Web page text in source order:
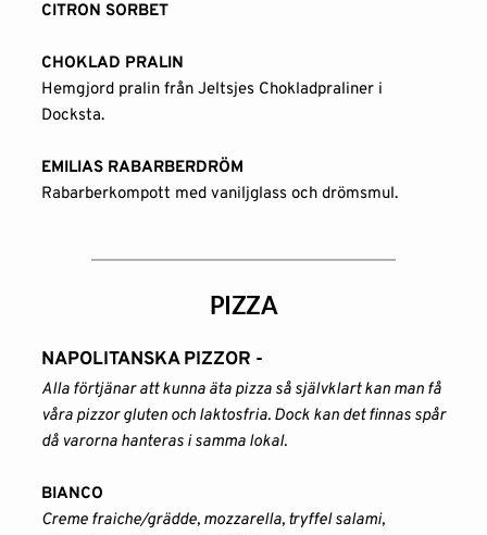
CITRON SORBET
CHOKLAD PRALIN
Hemgjord pralin från Jeltsjes Chokladpraliner i
Docksta.
EMILIAS RABARBERDRÖM
Rabarberkompott med vaniljglass och drömsmul.
PIZZA
NAPOLITANSKA PIZZOR -
Alla förtjänar att kunna äta pizza så självklart kan man få
våra pizzor gluten och laktosfria. Dock kan det finnas spår
då varorna hanteras i samma lokal.
BIANCO
Creme fraiche/grädde, mozzarella, tryffel salami,